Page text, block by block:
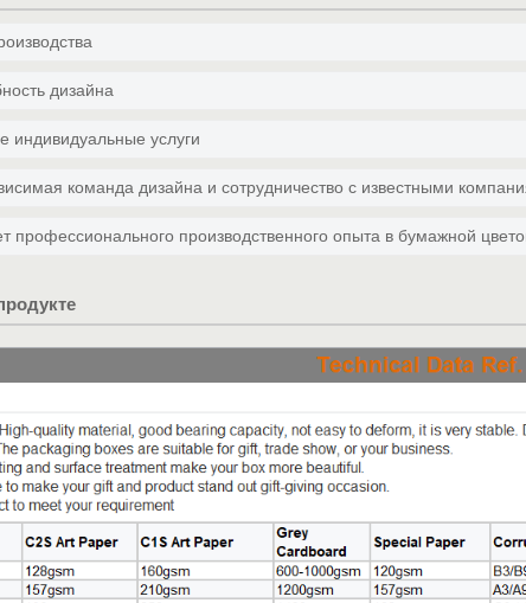
дизайна
индивидуальные услуги
команда дизайна и сотрудничество с известными
профессионального производственного опыта в бумажной